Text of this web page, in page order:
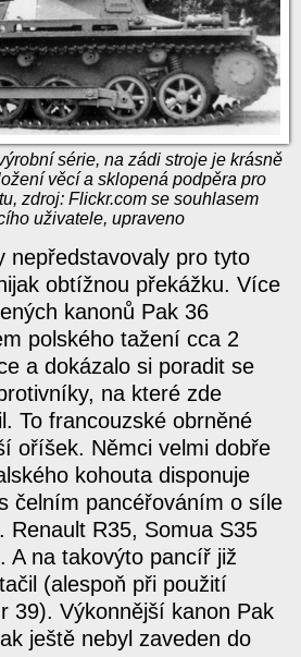
série, na zádi stroje je krásně
věcí a sklopená podpěra pro
zdroj: Flickr.com se souhlasem
uživatele, upraveno
nepředstavovaly pro tyto
obtížnou překážku. Více
kanonů Pak 36
polského tažení cca 2
a dokázalo si poradit se
na které zde
To francouzské obrněné
oříšek. Němci velmi dobře
kohouta disponuje
čelním pancéřováním o síle
Renault R35, Somua S35
A na takovýto pancíř již
(alespoň při použití
39). Výkonnější kanon Pak
ještě nebyl zaveden do